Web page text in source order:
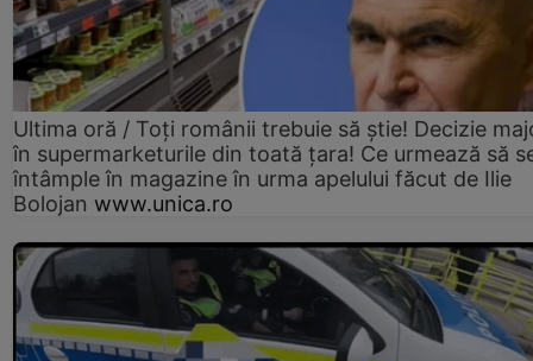
Ultima oră / Toți românii trebuie să știe! Decizie
în supermarketurile din toată țara! Ce urmează să
întâmple în magazine în urma apelului făcut de Ilie
Bolojan www.unica.ro